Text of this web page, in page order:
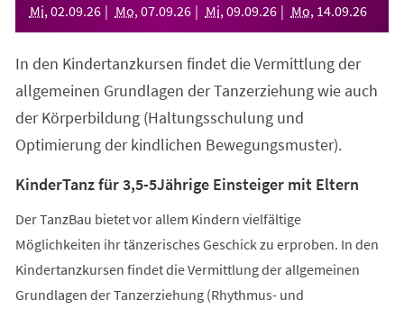
Mi, 02.09.26 Mo, 07.09.26 Mi, 09.09.26 Mo, 14.09.26
In den Kindertanzkursen findet die Vermittlung der
allgemeinen Grundlagen der Tanzerziehung wie auch
der Körperbildung (Haltungsschulung und
Optimierung der kindlichen Bewegungsmuster).
KinderTanz für 3,5-5Jährige Einsteiger mit Eltern
Der TanzBau bietet vor allem Kindern vielfältige
Möglichkeiten ihr tänzerisches Geschick zu erproben. In den
Kindertanzkursen findet die Vermittlung der allgemeinen
Grundlagen der Tanzerziehung (Rhythmus- und